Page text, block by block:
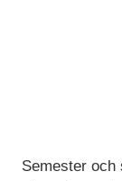
Semester och